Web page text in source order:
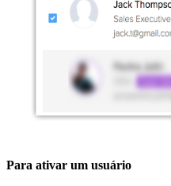
Para ativar um usuário